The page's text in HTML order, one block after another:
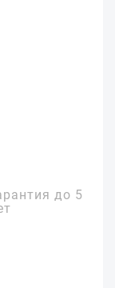
до 5